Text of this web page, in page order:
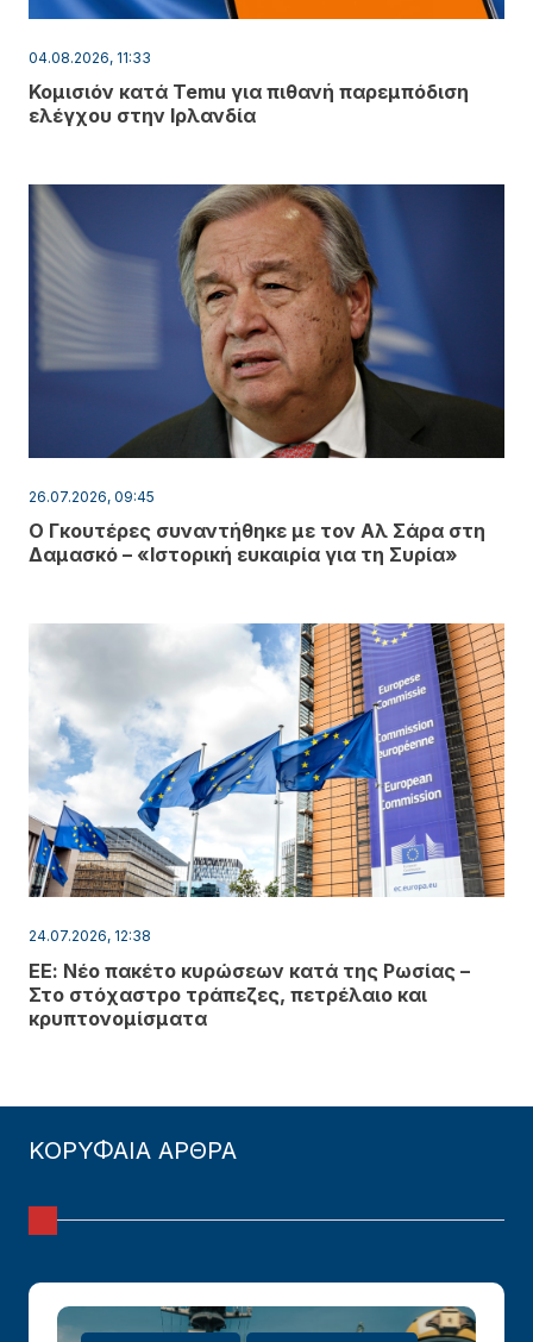
04.08.2026, 11:33
Κομισιόν κατά Temu για πιθανή παρεμπόδιση
ελέγχου στην Ιρλανδία
26.07.2026, 09:45
Ο Γκουτέρες συναντήθηκε με τον Αλ Σάρα στη
Δαμασκό – «Ιστορική ευκαιρία για τη Συρία»
24.07.2026, 12:38
ΕΕ: Νέο πακέτο κυρώσεων κατά της Ρωσίας –
Στο στόχαστρο τράπεζες, πετρέλαιο και
κρυπτονομίσματα
ΚΟΡΥΦΑΙΑ ΑΡΘΡΑ